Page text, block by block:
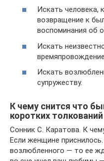
Искать человека,
возвращение к
воспоминания об
Искать
Искать
супружеству.
К чему снится что
коротких толкований
Сонник С. Каратова. К
Если женщине
возлюбленного — то ее